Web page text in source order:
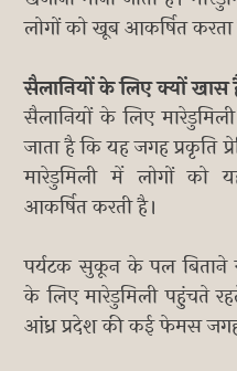
लोगों को खूब आकर्षित करता
सैलानियों के लिए क्यों खास
सैलानियों के लिए
जाता है कि यह जगह प्रकृति
मारेडुमिली में लोगों को
आकर्षित करती है।
पर्यटक सुकून के पल बिताने
के लिए मारेडुमिली पहुंचते
आंध्र प्रदेश की कई फेमस